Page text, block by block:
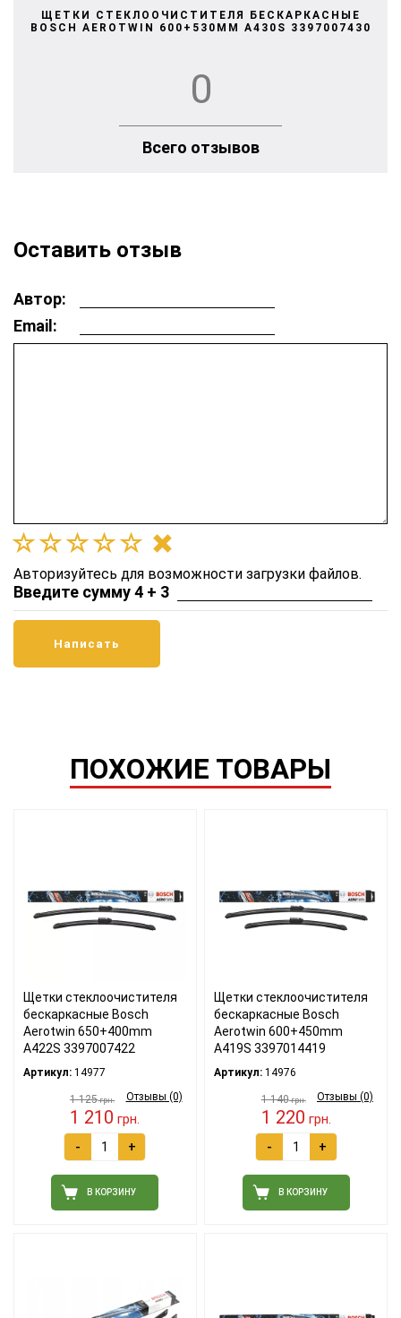
ЩЕТКИ СТЕКЛООЧИСТИТЕЛЯ БЕСКАРКАСНЫЕ
BOSCH AEROTWIN 600+530MM A430S 3397007430
0
Всего отзывов
Оставить отзыв
Автор:
Email:
Авторизуйтесь для возможности загрузки файлов.
Введите сумму 4 + 3
ПОХОЖИЕ ТОВАРЫ
Щетки стеклоочистителя
бескаркасные Bosch
Aerotwin 650+400mm
A422S 3397007422
Артикул: 14977
Отзывы (0)
1 125грн.
1 210 грн.
- +
В КОРЗИНУ
Щетки стеклоочистителя
бескаркасные Bosch
Aerotwin 600+450mm
A419S 3397014419
Артикул: 14976
Отзывы (0)
1 140грн.
1 220 грн.
- +
В КОРЗИНУ